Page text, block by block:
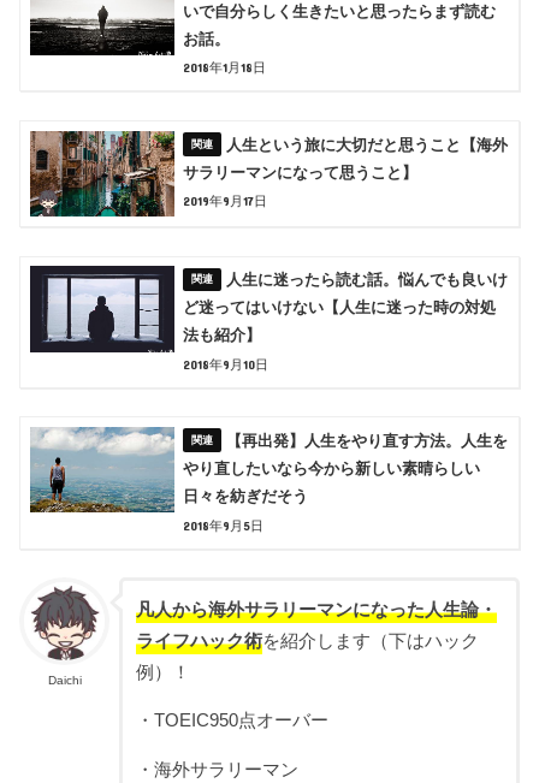
いで自分らしく生きたいと思ったらまず読む
お話。
2018年1月18日
人生という旅に大切だと思うこと【海外
サラリーマンになって思うこと】
2019年9月17日
人生に迷ったら読む話。悩んでも良いけ
ど迷ってはいけない【人生に迷った時の対処
法も紹介】
2018年9月10日
【再出発】人生をやり直す方法。人生を
やり直したいなら今から新しい素晴らしい
日々を紡ぎだそう
2018年9月5日
Daichi
凡人から海外サラリーマンになった人生論・
ライフハック術を紹介します（下はハック
例）！
・TOEIC950点オーバー
・海外サラリーマン